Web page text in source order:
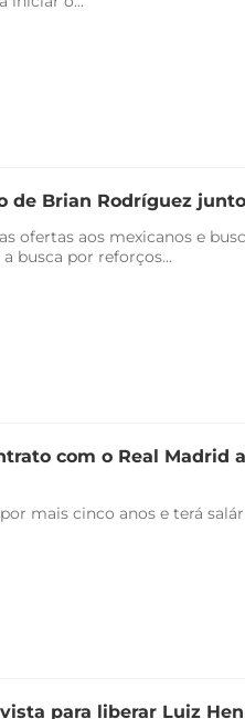
de Brian Rodríguez
ofertas aos mexicanos e
busca por reforços...
com o Real Madrid
mais cinco anos e terá
para liberar Luiz